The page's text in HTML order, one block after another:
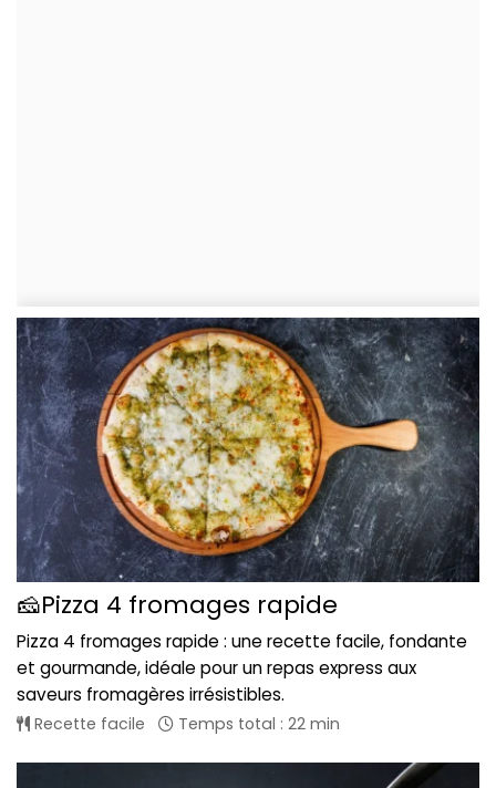
🧀Pizza 4 fromages rapide
Pizza 4 fromages rapide : une recette facile, fondante
et gourmande, idéale pour un repas express aux
saveurs fromagères irrésistibles.
Recette facile Temps total : 22 min